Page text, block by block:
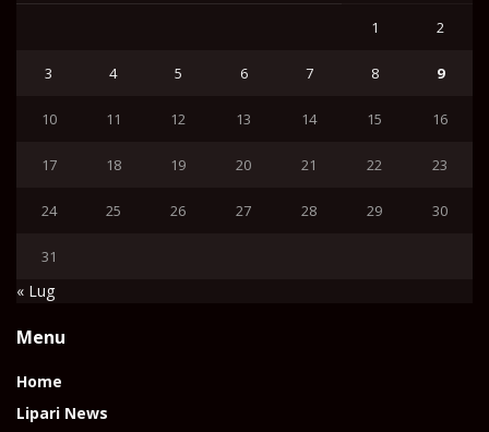
1 2
3 4 5 6 7 8 9
10 11 12 13 14 15 16
17 18 19 20 21 22 23
24 25 26 27 28 29 30
31
« Lug
Menu
Home
Lipari News